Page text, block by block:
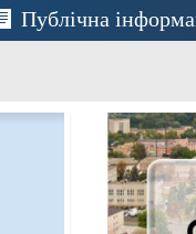
Публічна